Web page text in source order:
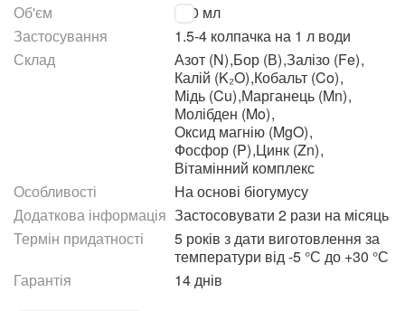
Об'єм
570 мл
Застосування
1.5-4 колпачка на 1 л води
Склад
Азот (N),Бор (В),Залізо (Fe),
Калій (K₂O),Кобальт (Co),
Мідь (Cu),Марганець (Mn),
Молібден (Mo),
Оксид магнію (MgO),
Фосфор (P),Цинк (Zn),
Вітамінний комплекс
Особливості
На основі біогумусу
Додаткова інформація Застосовувати 2 рази на місяць
Термін придатності
5 років з дати виготовлення за
температури від -5 °С до +30 °С
Гарантія
14 днів